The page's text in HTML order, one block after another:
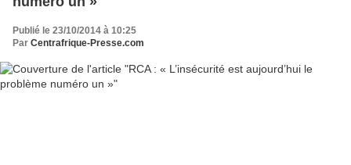
Publié le 23/10/2014 à 10:25
Par Centrafrique-Presse.com